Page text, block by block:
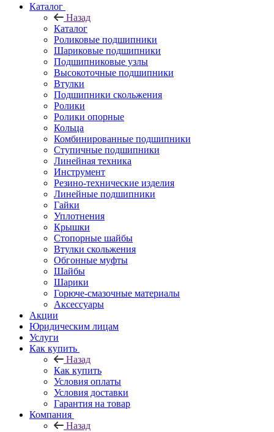
Каталог
Назад
Каталог
Роликовые подшипники
Шариковые подшипники
Подшипниковые узлы
Высокоточные подшипники
Втулки
Подшипники скольжения
Ролики
Ролики опорные
Кольца
Комбинированные подшипники
Ступичные подшипники
Линейная техника
Инструмент
Резино-технические изделия
Линейные подшипники
Гайки
Уплотнения
Крышки
Стопорные шайбы
Втулки скольжения
Обгонные муфты
Шайбы
Шарики
Горюче-смазочные материалы
Аксессуары
Акции
Юридическим лицам
Услуги
Как купить
Назад
Как купить
Условия оплаты
Условия доставки
Гарантия на товар
Компания
Назад